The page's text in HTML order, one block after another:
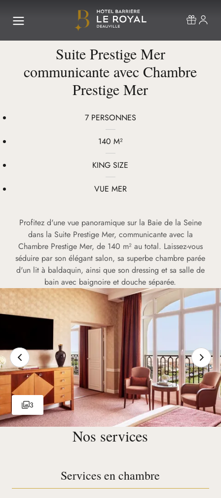
Suite Prestige Mer
communicante avec Chambre
Prestige Mer
7 PERSONNES
140 M²
KING SIZE
VUE MER
Profitez d'une vue panoramique sur la Baie de la Seine
dans la Suite Prestige Mer, communicante avec la
Chambre Prestige Mer, de 140 m² au total. Laissez-vous
séduire par son élégant salon, sa superbe chambre parée
d'un lit à baldaquin, ainsi que son dressing et sa salle de
bain avec baignoire et douche séparée.
3
Nos services
Services en chambre